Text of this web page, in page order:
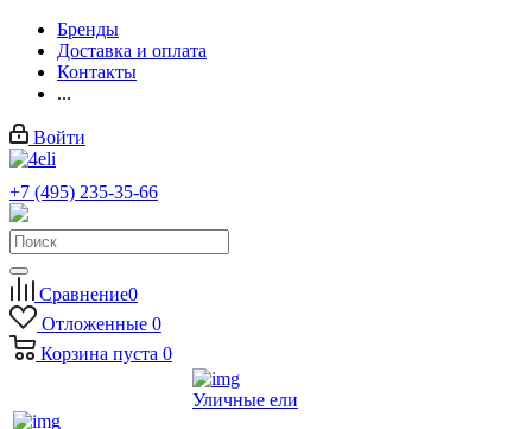
Бренды
Доставка и оплата
Контакты
...
Войти
+7 (495) 235-35-66
Заказать звонок
Сравнение0
Отложенные 0
Корзина пуста 0
Уличные ели